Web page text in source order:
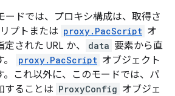
ードでは、プロキシ構成は、取得さ
プトまたは proxy.PacScript オ
された URL か、
data 要素から直
proxy.PacScript オブジェクト
。これ以外に、このモードでは、パ
することは ProxyConfig オブジェ